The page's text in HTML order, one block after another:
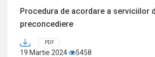
Procedura de acordare a serviciilor
preconcediere
.PDF
19 Martie 2024 5458